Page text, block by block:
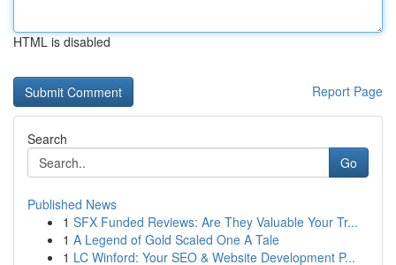
HTML is disabled
Report Page
Search
Go
Published News
1 SFX Funded Reviews: Are They Valuable Your Tr...
1 A Legend of Gold Scaled One A Tale
1 LC Winford: Your SEO & Website Development P...